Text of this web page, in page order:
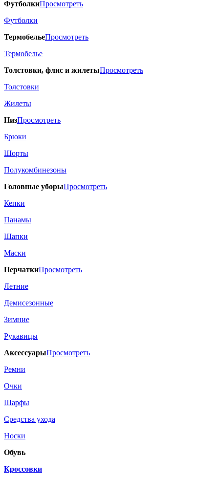
ФутболкиПросмотреть
Футболки
ТермобельеПросмотреть
Термобелье
Толстовки, флис и жилетыПросмотреть
Толстовки
Жилеты
НизПросмотреть
Брюки
Шорты
Полукомбинезоны
Головные уборыПросмотреть
Кепки
Панамы
Шапки
Маски
ПерчаткиПросмотреть
Летние
Демисезонные
Зимние
Рукавицы
АксессуарыПросмотреть
Ремни
Очки
Шарфы
Средства ухода
Носки
Обувь
Кроссовки